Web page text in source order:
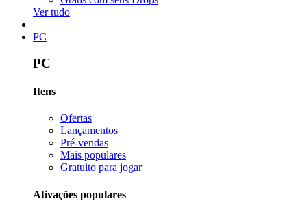
Ver tudo
PC
PC
Itens
Ofertas
Lançamentos
Pré-vendas
Mais populares
Gratuito para jogar
Ativações populares